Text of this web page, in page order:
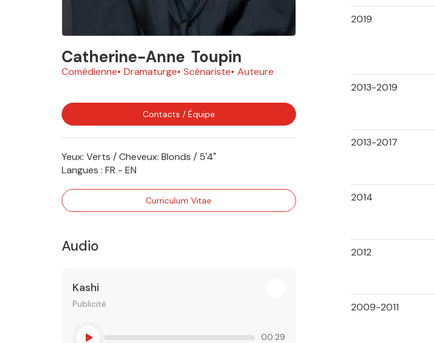
Catherine-Anne Toupin
Comédienne Dramaturge Scénariste Auteure
Contacts / Équipe
Yeux: Verts / Cheveux: Blonds / 5'4"
Langues : FR - EN
Curriculum Vitae
Audio
Kashi
Publicité
00:29
2019
2013-2019
2013-2017
2014
2012
2009-2011